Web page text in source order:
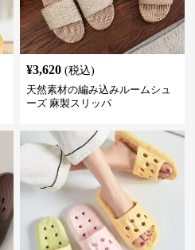
¥3,620 (税込)
天然素材の編み込みルームシュ
ーズ 麻製スリッパ